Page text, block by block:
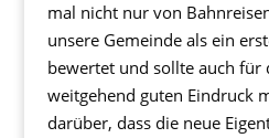
mal nicht nur von
unsere Gemeinde als ein
bewertet und sollte auch für
weitgehend guten Eindruck
darüber, dass die neue